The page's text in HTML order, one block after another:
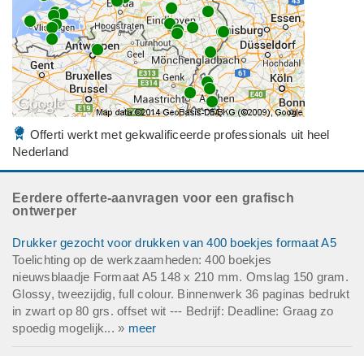
Offerti werkt met gekwalificeerde professionals uit heel
Nederland
Eerdere offerte-aanvragen voor een grafisch
ontwerper
Drukker gezocht voor drukken van 400 boekjes formaat A5
Toelichting op de werkzaamheden: 400 boekjes
nieuwsblaadje Formaat A5 148 x 210 mm. Omslag 150 gram.
Glossy, tweezijdig, full colour. Binnenwerk 36 paginas bedrukt
in zwart op 80 grs. offset wit --- Bedrijf: Deadline: Graag zo
spoedig mogelijk... » meer